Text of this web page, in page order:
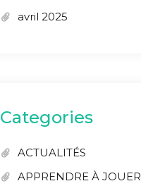
avril 2025
Categories
ACTUALITÉS
APPRENDRE À JOUER